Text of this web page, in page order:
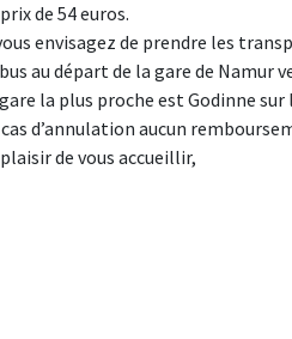
de 54 euros.
envisagez de prendre les
au départ de la gare de Namur
la plus proche est Godinne
d’annulation aucun
de vous accueillir,